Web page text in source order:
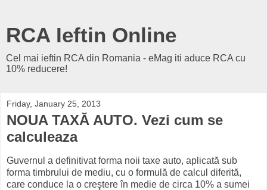
RCA Ieftin Online
Cel mai ieftin RCA din Romania - eMag iti aduce RCA cu
10% reducere!
Friday, January 25, 2013
NOUA TAXĂ AUTO. Vezi cum se
calculeaza
Guvernul a definitivat forma noii taxe auto, aplicată sub
forma timbrului de mediu, cu o formulă de calcul diferită,
care conduce la o creştere în medie de circa 10% a sumei